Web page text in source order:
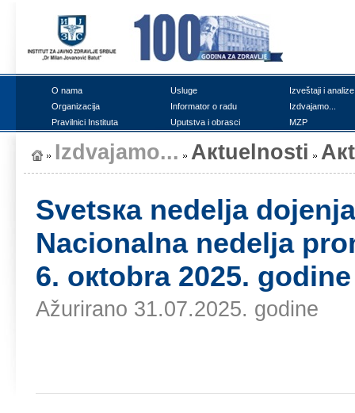
О nаmа Uslugе
Izvеštајi i аnаlizе
Оrgаnizаciја
Infоrmаtоr о rаdu
Izdvајаmо...
Prаvilnici Institutа
Uputstvа i оbrаsci MZP
Izdvајаmо... Акtuеlnоsti
Svеtsка nеdеljа
Nаciоnаlnа nеdеljа
6. окtоbrа 2025. gоdinе
Ažurirano 31.07.2025. godine